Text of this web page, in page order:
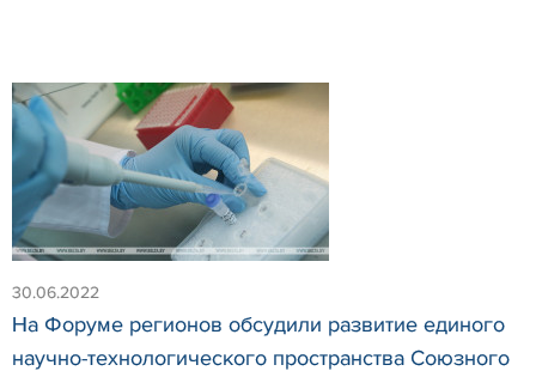
30.06.2022
На Форуме регионов обсудили развитие единого
научно-технологического пространства Союзного